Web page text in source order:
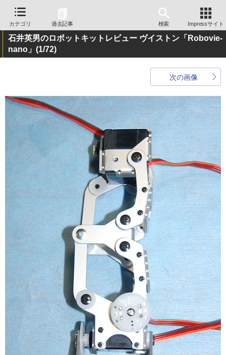
カテゴリ 過去記事 検索 Impressサイト
石井英男のロボットキットレビュー ヴイストン「Robovie-
nano」 (1/72)
次の画像